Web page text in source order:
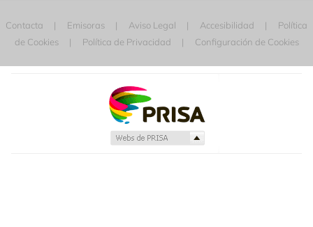
Contacta Emisoras Aviso Legal Accesibilidad
Política
de Cookies
Política de Privacidad Configuración de Cookies